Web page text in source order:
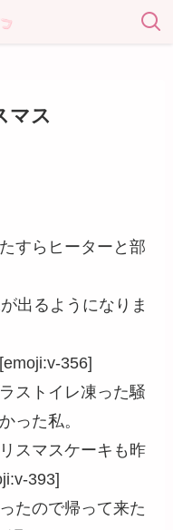
マス
すらヒーターと部
出るようになりま
356]
ストイレ凍った騒
った私。
スマスケーキも昨
393]
たので帰って来た